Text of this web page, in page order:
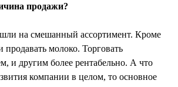
продажи?
на смешанный ассортимент. Кроме
продавать молоко. Торговать
и другим более рентабельно. А что
компании в целом, то основное